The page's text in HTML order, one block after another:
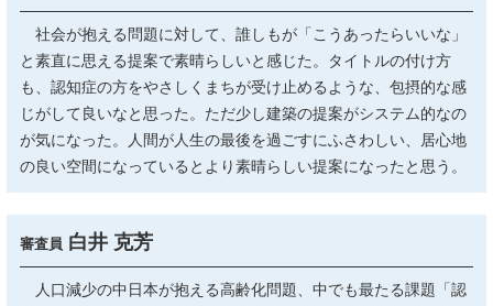
社会が抱える問題に対して、誰しもが「こうあったらいいな」
と素直に思える提案で素晴らしいと感じた。タイトルの付け方
も、認知症の方をやさしくまちが受け止めるような、包摂的な感
じがして良いなと思った。ただ少し建築の提案がシステム的なの
が気になった。人間が人生の最後を過ごすにふさわしい、居心地
の良い空間になっているとより素晴らしい提案になったと思う。
審査員 白井 克芳
人口減少の中日本が抱える高齢化問題、中でも最たる課題「認